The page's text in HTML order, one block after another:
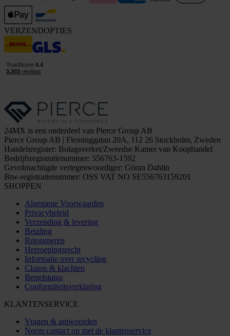
VERZENDOPTIES
24MX is een onderdeel van Pierce Group AB
Pierce Group AB | Fleminggatan 20A, 112 26 Stockholm, Zweden
Handelsregister: Bolagsverket/Zweedse Kamer van Koophandel
Bedrijfsregistratienummer: 556763-1592
Gevolmachtigde vertegenwoordiger: Göran Dahlin
Btw-registratienummer: OSS VAT NO SE556763159201
SHOPPEN
Algemene Voorwaarden
Privacybeleid
Verzending & levering
Betaling
Retourneren
Herroepingsrecht
Informatie over recycling
Claims & klachten
Bestelstatus
Conformiteitsverklaring
KLANTENSERVICE
Vragen & antwoorden
Neem contact op met de klantenservice